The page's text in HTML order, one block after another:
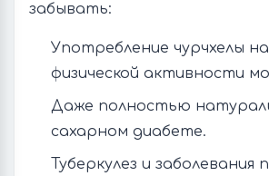
забывать:
Употребление чурчхелы
физической активности
Даже полностью
сахарном диабете.
Туберкулез и заболевания